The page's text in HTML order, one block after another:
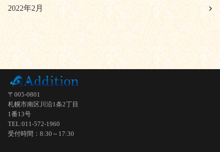
2022年2月
〒005-0801
札幌市南区川沿1条2丁目
1番13号
TEL:011-572-1960
受付時間：8:30～17:30